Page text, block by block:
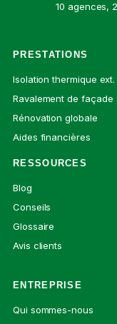
10 agences,
PRESTATIONS
Isolation thermique ext.
Ravalement de façade
Rénovation globale
Aides financières
RESSOURCES
Blog
Conseils
Glossaire
Avis clients
ENTREPRISE
Qui sommes-nous